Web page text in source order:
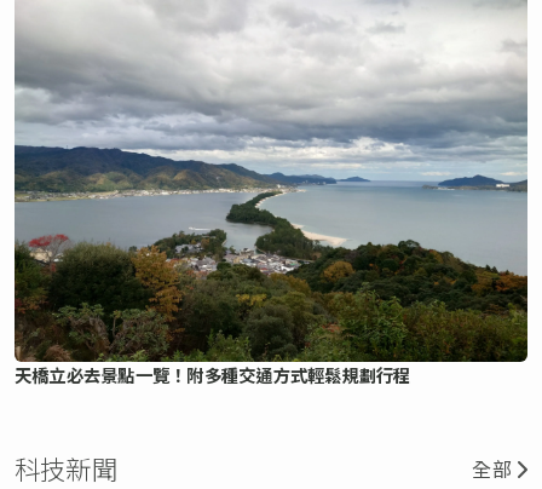
天橋立必去景點一覽！附多種交通方式輕鬆規劃行程
科技新聞 全部